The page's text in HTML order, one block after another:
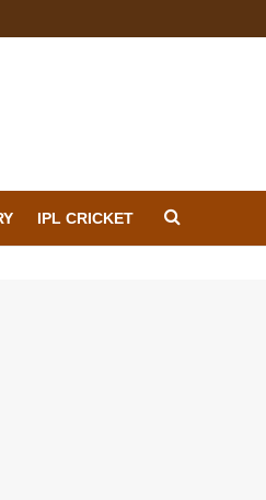
IPL CRICKET